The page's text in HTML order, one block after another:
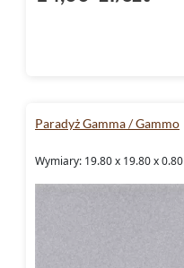
Paradyż Gamma / Gammo
Wymiary: 19.80 x 19.80 x 0.80